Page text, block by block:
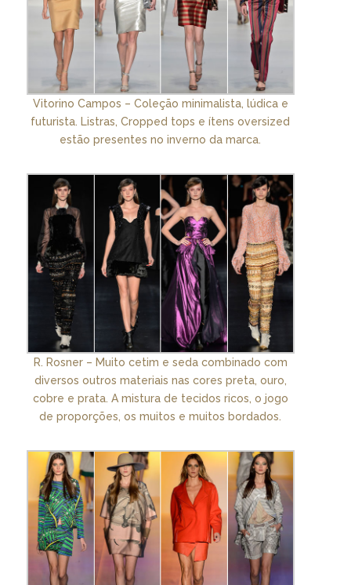
Vitorino Campos – Coleção minimalista, lúdica e
futurista. Listras, Cropped tops e ítens oversized
estão presentes no inverno da marca.
R. Rosner – Muito cetim e seda combinado com
diversos outros materiais nas cores preta, ouro,
cobre e prata. A mistura de tecidos ricos, o jogo
de proporções, os muitos e muitos bordados.